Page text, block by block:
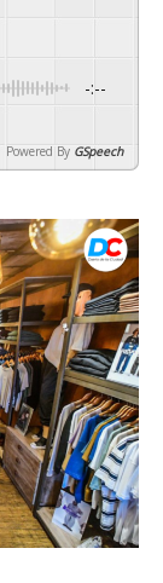
-:--
Powered By GSpeech